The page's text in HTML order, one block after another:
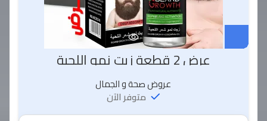
عرض 2 قطعة زيت نمو اللحية
عروض صحة و الجمال
متوفر الآن